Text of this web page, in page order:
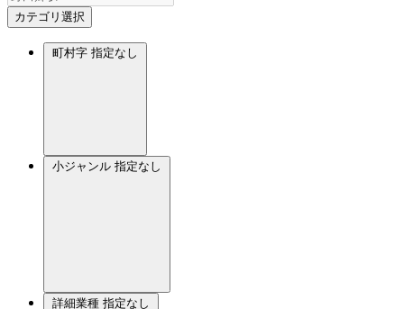
カテゴリ選択
町村字 指定なし
小ジャンル 指定なし
詳細業種 指定なし